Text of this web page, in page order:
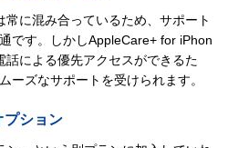
に混み合っているため、サポート
です。しかしAppleCare+ for iPhon
による優先アクセスができるた
ーズなサポートを受けられます。
ション